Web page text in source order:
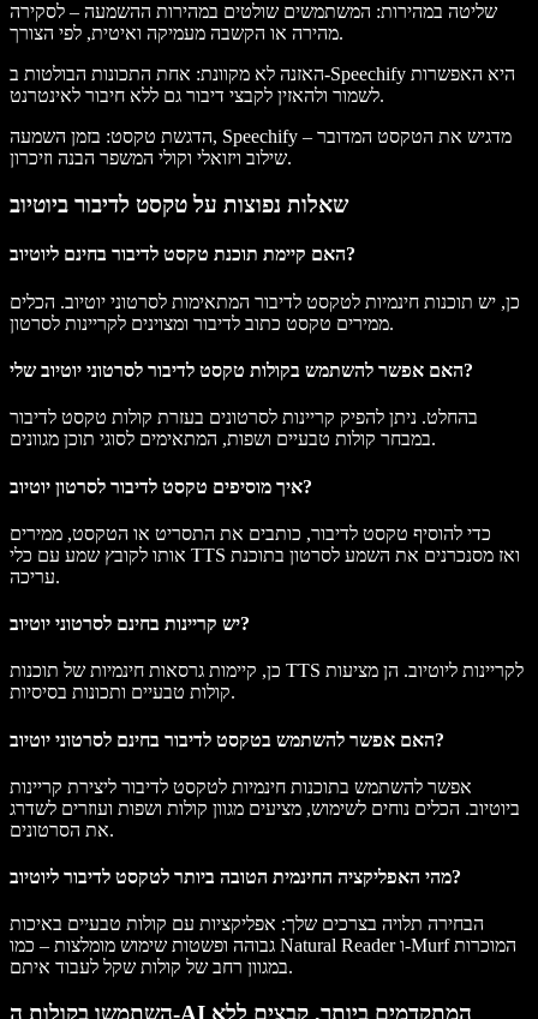
שליטה במהירות: המשתמשים שולטים במהירות ההשמעה – לסקירה
מהירה או הקשבה מעמיקה ואיטית, לפי הצורך.
האזנה לא מקוונת: אחת התכונות הבולטות ב-Speechify היא האפשרות
לשמור ולהאזין לקבצי דיבור גם ללא חיבור לאינטרנט.
הדגשת טקסט: בזמן השמעה, Speechify מדגיש את הטקסט המדובר –
שילוב ויזואלי וקולי המשפר הבנה וזיכרון.
שאלות נפוצות על טקסט לדיבור ביוטיוב
האם קיימת תוכנת טקסט לדיבור בחינם ליוטיוב?
כן, יש תוכנות חינמיות לטקסט לדיבור המתאימות לסרטוני יוטיוב. הכלים
ממירים טקסט כתוב לדיבור ומצוינים לקריינות לסרטון.
האם אפשר להשתמש בקולות טקסט לדיבור לסרטוני יוטיוב שלי?
בהחלט. ניתן להפיק קריינות לסרטונים בעזרת קולות טקסט לדיבור
במבחר קולות טבעיים ושפות, המתאימים לסוגי תוכן מגוונים.
איך מוסיפים טקסט לדיבור לסרטון יוטיוב?
כדי להוסיף טקסט לדיבור, כותבים את התסריט או הטקסט, ממירים
אותו לקובץ שמע עם כלי TTS ואז מסנכרנים את השמע לסרטון בתוכנת
עריכה.
יש קריינות בחינם לסרטוני יוטיוב?
כן, קיימות גרסאות חינמיות של תוכנות TTS לקריינות ליוטיוב. הן מציעות
קולות טבעיים ותכונות בסיסיות.
האם אפשר להשתמש בטקסט לדיבור בחינם לסרטוני יוטיוב?
אפשר להשתמש בתוכנות חינמיות לטקסט לדיבור ליצירת קריינות
ביוטיוב. הכלים נוחים לשימוש, מציעים מגוון קולות ושפות ועוזרים לשדרג
את הסרטונים.
מהי האפליקציה החינמית הטובה ביותר לטקסט לדיבור ליוטיוב?
הבחירה תלויה בצרכים שלך: אפליקציות עם קולות טבעיים באיכות
גבוהה ופשטות שימוש מומלצות – כמו Natural Reader ו-Murf המוכרות
במגוון רחב של קולות שקל לעבוד איתם.
השתמשו בקולות ה-AI המתקדמים ביותר, קבצים ללא